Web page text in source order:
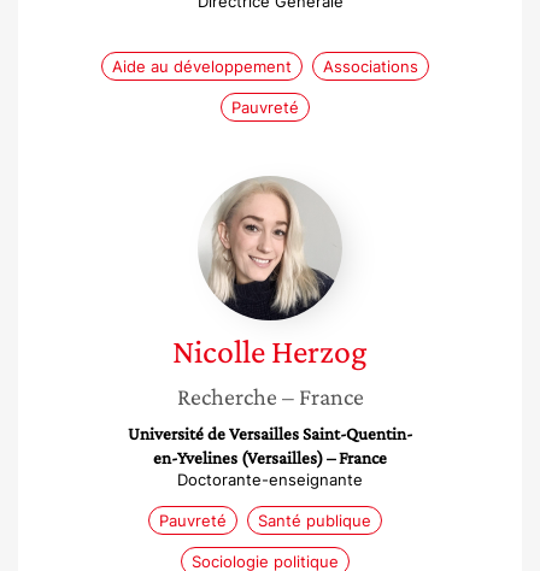
Aide au développement Associations
Pauvreté
Nicolle
Herzog
NicolleHerzog
Recherche – France
Université de Versailles Saint-Quentin-
en-Yvelines (Versailles) – France
Doctorante-enseignante
Pauvreté Santé publique
Sociologie politique